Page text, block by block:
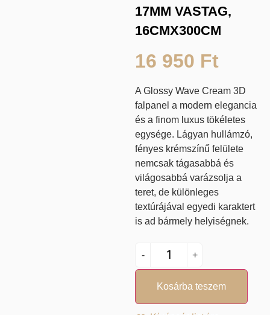
17MM VASTAG,
16CMX300CM
16 950 Ft
A Glossy Wave Cream 3D
falpanel a modern elegancia
és a finom luxus tökéletes
egysége. Lágyan hullámzó,
fényes krémszínű felülete
nemcsak tágasabbá és
világosabbá varázsolja a
teret, de különleges
textúrájával egyedi karaktert
is ad bármely helyiségnek.
- +
Kosárba teszem